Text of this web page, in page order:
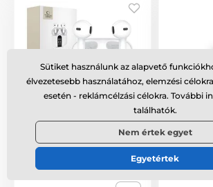
Tech-Protect Ultraboost
TWS Fülhallgató Core
G2, fehér
Raktáron,kedden 8. 11. Önnél
Dexnor
Beats
Raktáron,
Sütiket használunk az alapvető
élvezetesebb használatához, elemzési
esetén - reklámcélzási célokra. További
találhatók.
Nem értek egyet
Egyetértek